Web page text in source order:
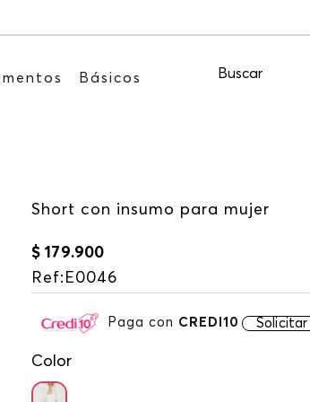
Básicos Buscar
Short con insumo para mujer
$ 179.900
Ref: E0046
Paga con CREDI10 Solicitar
Color